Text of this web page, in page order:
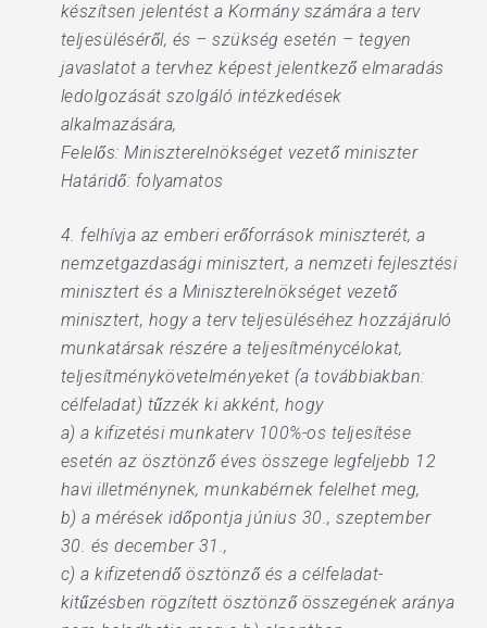
készítsen jelentést a Kormány számára a terv
teljesüléséről, és – szükség esetén – tegyen
javaslatot a tervhez képest jelentkező elmaradás
ledolgozását szolgáló intézkedések
alkalmazására,
Felelős: Miniszterelnökséget vezető miniszter
Határidő: folyamatos
4. felhívja az emberi erőforrások miniszterét, a
nemzetgazdasági minisztert, a nemzeti fejlesztési
minisztert és a Miniszterelnökséget vezető
minisztert, hogy a terv teljesüléséhez hozzájáruló
munkatársak részére a teljesítménycélokat,
teljesítménykövetelményeket (a továbbiakban:
célfeladat) tűzzék ki akként, hogy
a) a kifizetési munkaterv 100%-os teljesítése
esetén az ösztönző éves összege legfeljebb 12
havi illetménynek, munkabérnek felelhet meg,
b) a mérések időpontja június 30., szeptember
30. és december 31.,
c) a kifizetendő ösztönző és a célfeladat-
kitűzésben rögzített ösztönző összegének aránya